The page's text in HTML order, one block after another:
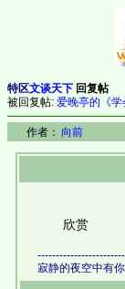
特区文谈天下 回复帖
被回复帖: 爱晚亭的《学
作者： 向前
欣赏
------------------------
寂静的夜空中有